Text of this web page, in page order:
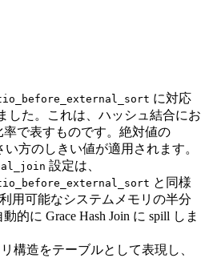
に対応
した。これは、ハッシュ結合にお
で表すものです。絶対値の
方のしきい値が適用されます。
設定は、
と同様
用可能なシステムメモリの半分
に Grace Hash Join に spill しま
構造をテーブルとして表現し、